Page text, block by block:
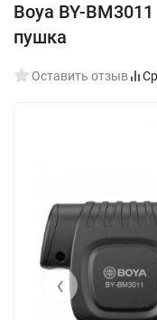
Boya BY-
пушка
Оставить отзыв
‹